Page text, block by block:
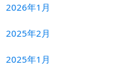
2026年1月
2025年2月
2025年1月